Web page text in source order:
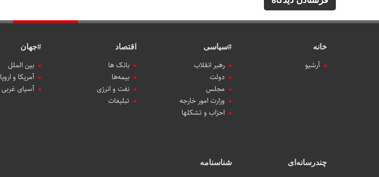
خانه
آرشیو
#سیاسی
رهبر انقلاب
دولت
مجلس
وزارت امور خارجه
احزاب و تشکلها
اقتصاد
بانک ها
بیمه‌ها
نفت و انرژی
تبلیغات
#جهان
بین الملل
آمریکا و اروپا
آسیای غربی
چندرسانه‌ای شناسنامه